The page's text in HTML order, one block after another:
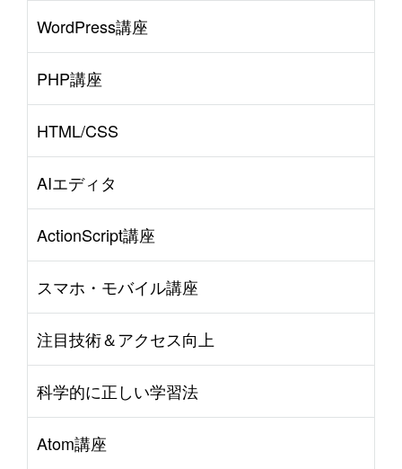
WordPress講座
PHP講座
HTML/CSS
AIエディタ
ActionScript講座
スマホ・モバイル講座
注目技術＆アクセス向上
科学的に正しい学習法
Atom講座